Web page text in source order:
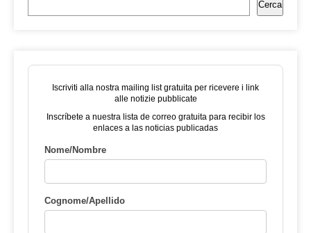
Cerca
Iscriviti alla nostra mailing list gratuita per ricevere i link
alle notizie pubblicate
Inscríbete a nuestra lista de correo gratuita para recibir los
enlaces a las noticias publicadas
Nome/Nombre
Cognome/Apellido